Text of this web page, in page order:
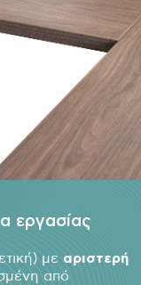
εργασίας
με αριστερή
από